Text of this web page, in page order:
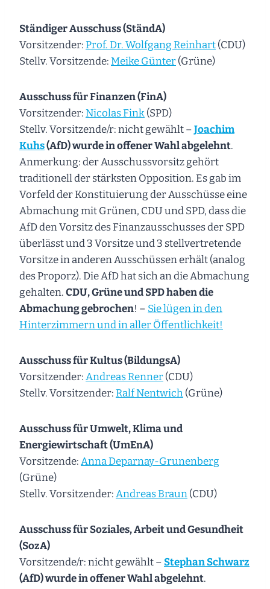
Ständiger Ausschuss (StändA)
Vorsitzender:Prof. Dr. Wolfgang Reinhart(CDU)
Stellv. Vorsitzende:Meike Günter(Grüne)
Ausschuss für Finanzen (FinA)
Vorsitzender:Nicolas Fink(SPD)
Stellv. Vorsitzende/r: nicht gewählt –Joachim
Kuhs(AfD) wurde in offener Wahl abgelehnt.
Anmerkung: der Ausschussvorsitz gehört
traditionell der stärksten Opposition. Es gab im
Vorfeld der Konstituierung der Ausschüsse eine
Abmachung mit Grünen, CDU und SPD, dass die
AfD den Vorsitz des Finanzausschusses der SPD
überlässt und 3 Vorsitze und 3 stellvertretende
Vorsitze in anderen Ausschüssen erhält (analog
des Proporz). Die AfD hat sich an die Abmachung
gehalten.CDU, Grüne und SPD haben die
Abmachung gebrochen! – Sie lügen in den
Hinterzimmern und in aller Öffentlichkeit!
Ausschuss für Kultus (BildungsA)
Vorsitzender:Andreas Renner(CDU)
Stellv. Vorsitzender:Ralf Nentwich(Grüne)
Ausschuss für Umwelt, Klima und
Energiewirtschaft (UmEnA)
Vorsitzende:Anna Deparnay-Grunenberg
(Grüne)
Stellv. Vorsitzender:Andreas Braun(CDU)
Ausschuss für Soziales, Arbeit und Gesundheit
(SozA)
Vorsitzende/r: nicht gewählt – Stephan Schwarz
(AfD) wurde in offener Wahl abgelehnt.